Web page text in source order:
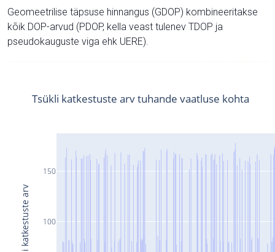
Geomeetrilise täpsuse hinnangus (GDOP) kombineeritakse
kõik DOP-arvud (PDOP, kella veast tulenev TDOP ja
pseudokauguste viga ehk UERE).
100
150
Tsükli katkestuste arv tuhande vaatluse kohta
Tsükli katkestuste arv